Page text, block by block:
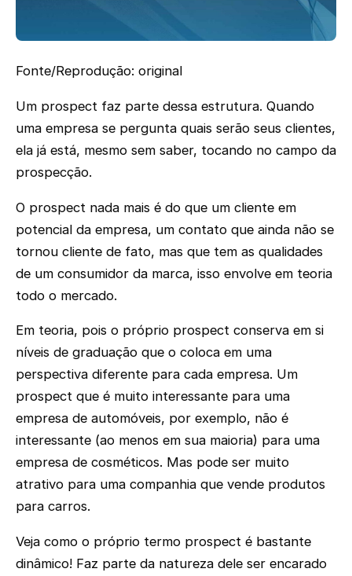
Fonte/Reprodução: original
Um prospect faz parte dessa estrutura. Quando
uma empresa se pergunta quais serão seus clientes,
ela já está, mesmo sem saber, tocando no campo da
prospecção.
O prospect nada mais é do que um cliente em
potencial da empresa, um contato que ainda não se
tornou cliente de fato, mas que tem as qualidades
de um consumidor da marca, isso envolve em teoria
todo o mercado.
Em teoria, pois o próprio prospect conserva em si
níveis de graduação que o coloca em uma
perspectiva diferente para cada empresa. Um
prospect que é muito interessante para uma
empresa de automóveis, por exemplo, não é
interessante (ao menos em sua maioria) para uma
empresa de cosméticos. Mas pode ser muito
atrativo para uma companhia que vende produtos
para carros.
Veja como o próprio termo prospect é bastante
dinâmico! Faz parte da natureza dele ser encarado